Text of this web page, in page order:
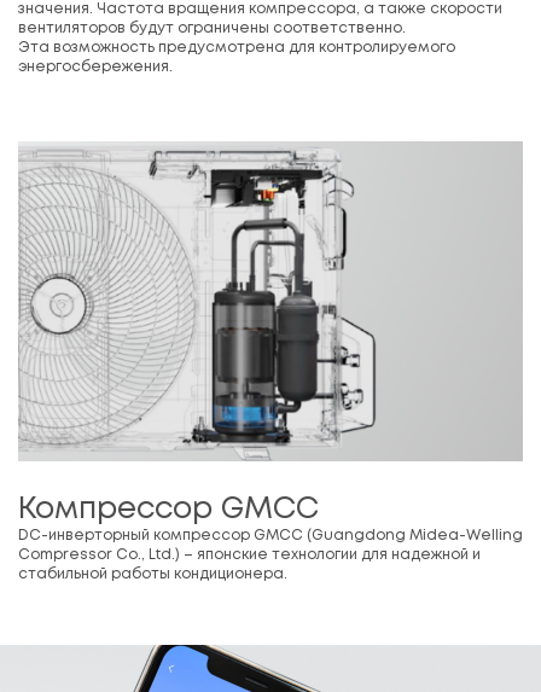
значения. Частота вращения компрессора, а также скорости
вентиляторов будут ограничены соответственно.
Эта возможность предусмотрена для контролируемого
энергосбережения.
Компрессор GMCC
DC-инверторный компрессор GMCC (Guangdong Midea-Welling
Compressor Co., Ltd.) – японские технологии для надежной и
стабильной работы кондиционера.